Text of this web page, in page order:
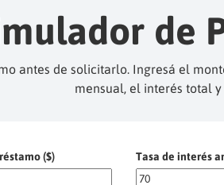
de
antes de solicitarlo. Ingresá el
mensual, el interés total
($) Tasa de interés